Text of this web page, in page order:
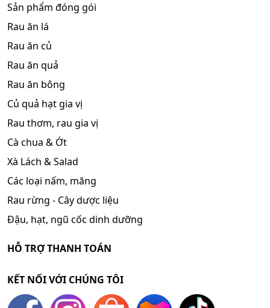
Sản phẩm đóng gói
Rau ăn lá
Rau ăn củ
Rau ăn quả
Rau ăn bông
Củ quả hạt gia vị
Rau thơm, rau gia vị
Cà chua & Ớt
Xà Lách & Salad
Các loại nấm, măng
Rau rừng - Cây dược liệu
Đậu, hạt, ngũ cốc dinh dưỡng
HỖ TRỢ THANH TOÁN
KẾT NỐI VỚI CHÚNG TÔI